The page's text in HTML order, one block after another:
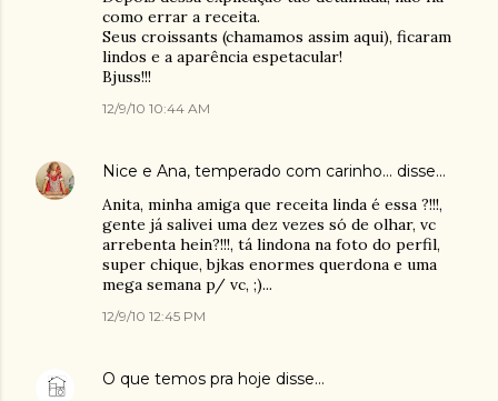
como errar a receita.
Seus croissants (chamamos assim aqui), ficaram
lindos e a aparência espetacular!
Bjuss!!!
12/9/10 10:44 AM
Nice e Ana, temperado com carinho... disse…
Anita, minha amiga que receita linda é essa ?!!!,
gente já salivei uma dez vezes só de olhar, vc
arrebenta hein?!!!, tá lindona na foto do perfil,
super chique, bjkas enormes querdona e uma
mega semana p/ vc, ;)...
12/9/10 12:45 PM
O que temos pra hoje disse…